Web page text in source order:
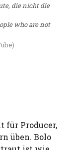
die nicht die
who are not
für Producer,
üben. Bolo